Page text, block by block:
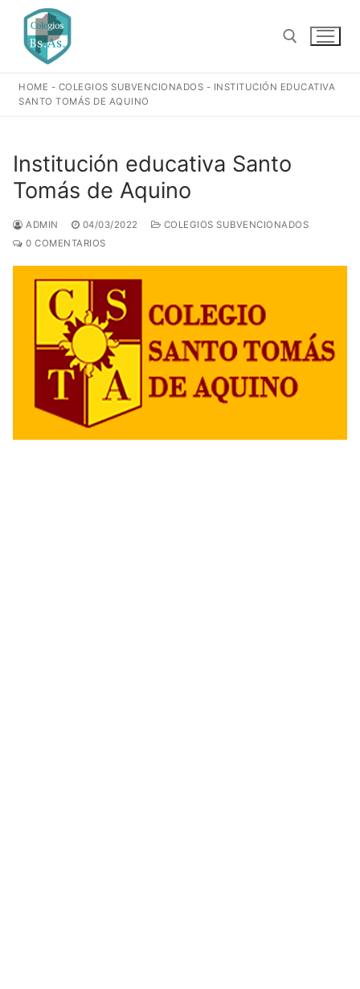
contenido
HOME - COLEGIOS SUBVENCIONADOS - INSTITUCIÓN EDUCATIVA
SANTO TOMÁS DE AQUINO
Institución educativa Santo
Tomás de Aquino
ADMIN 04/03/2022
COLEGIOS SUBVENCIONADOS
0 COMENTARIOS